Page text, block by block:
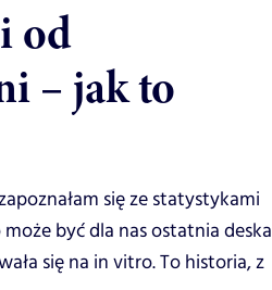
od
– jak to
się ze statystykami
być dla nas ostatnia deska
się na in vitro. To historia, z